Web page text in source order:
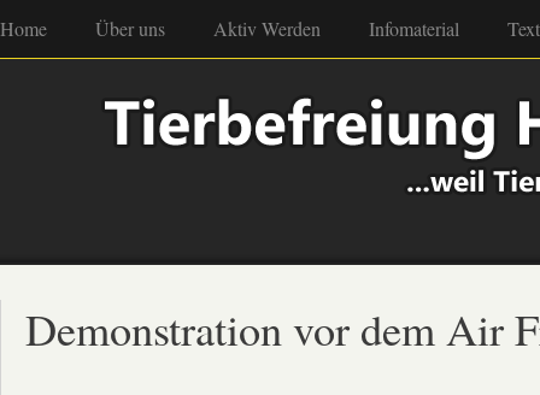
Home Über uns Aktiv Werden Infomaterial
Demonstration vor dem Air